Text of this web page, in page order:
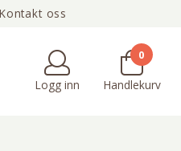
Kontakt oss
Logg inn
0
Handlekurv